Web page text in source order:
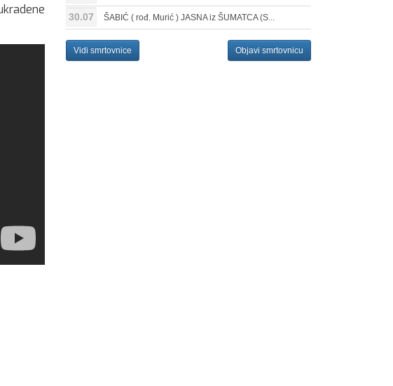
30.07 ŠABIĆ ( rođ. Murić ) JASNA iz ŠUMATCA (S...
Vidi smrtovnice Objavi smrtovnicu